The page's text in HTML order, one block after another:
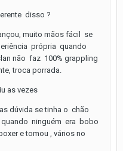
disso ?
muito mãos fácil se
própria quando
não faz 100% grappling
troca porrada.
as vezes
dúvida se tinha o chão
quando ninguém era bobo
e tomou , vários no